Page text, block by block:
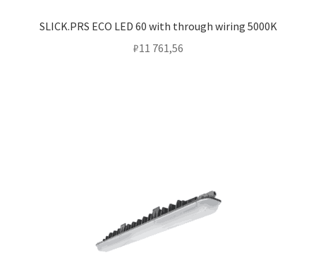
SLICK.PRS ECO LED 60 with through wiring 5000K
₽11 761,56